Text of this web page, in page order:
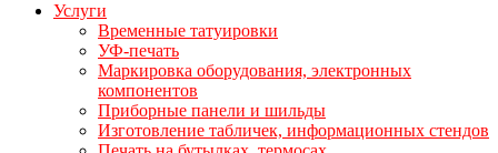
Услуги
Временные татуировки
УФ-печать
Маркировка оборудования, электронных
компонентов
Приборные панели и шильды
Изготовление табличек, информационных стендов